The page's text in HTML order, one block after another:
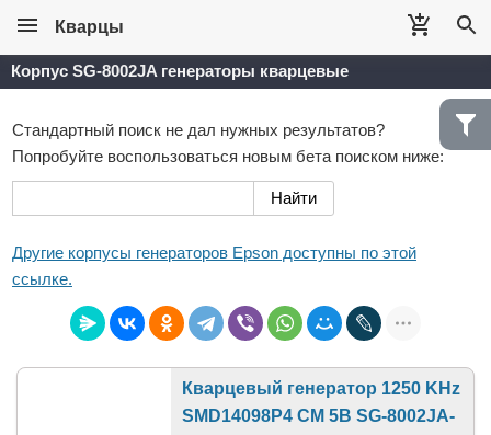
Кварцы
Корпус SG-8002JA генераторы кварцевые
Стандартный поиск не дал нужных результатов?
Попробуйте воспользоваться новым бета поиском ниже:
Другие корпусы генераторов Epson доступны по этой
ссылке.
Кварцевый генератор 1250 KHz
SMD14098P4 CM 5В SG-8002JA-